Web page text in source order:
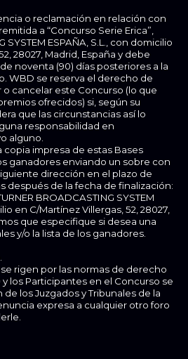
o reclamación en relación con
a “Concurso Serie Erica”,
SYSTEM ESPAÑA, S.L., con domicilio
28027, Madrid, España y debe
noventa (90) días posteriores a la
WBD se reserva el derecho de
o cancelar este Concurso (lo que
ofrecidos) si, según su
que las circunstancias así lo
responsabilidad en
alguno.
copia impresa de estas Bases
ganadores enviando un sobre con
dirección en el plazo de
después de la fecha de finalización:
BROADCASTING SYSTEM
en C/Martínez Villergas, 52, 28027,
que especifique si desea una
y/o la lista de los ganadores.
rigen por las normas de derecho
los Participantes en el Concurso se
los Juzgados y Tribunales de la
expresa a cualquier otro foro